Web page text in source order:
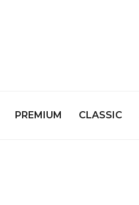
PREMIUM CLASSIC